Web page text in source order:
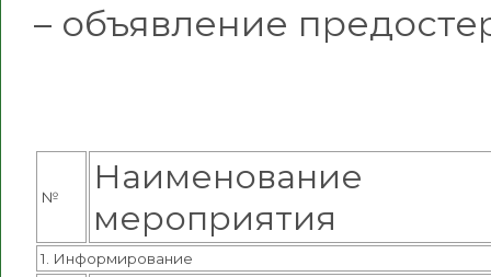
– объявление
№
Наименование
мероприятия
1. Информирование